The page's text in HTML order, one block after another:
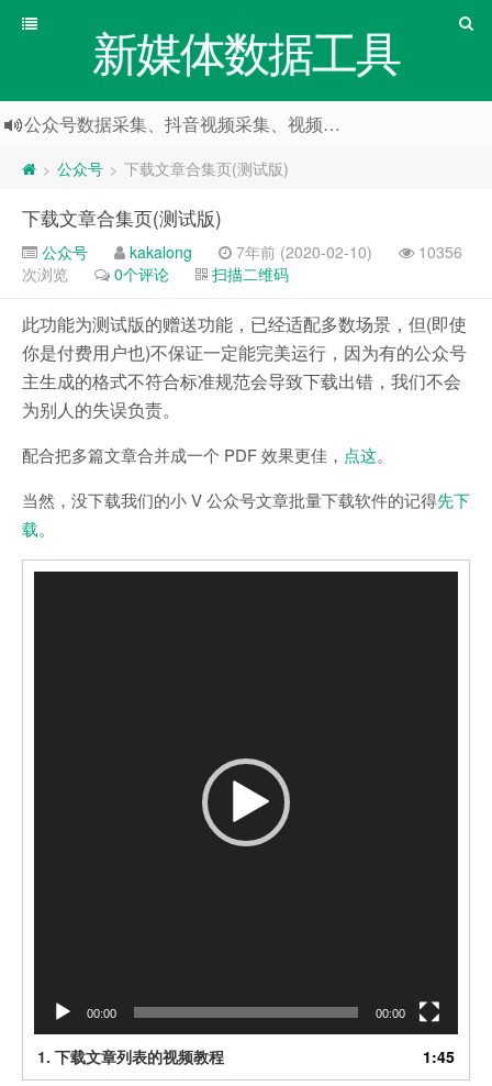
新媒体数据工具
公众号数据采集、抖音视频采集、视频号数据采集
> 公众号 > 下载文章合集页(测试版)
下载文章合集页(测试版)
公众号 kakalong 7年前 (2020-02-10)
10356
次浏览
0个评论 扫描二维码
此功能为测试版的赠送功能，已经适配多数场景，但(即使
你是付费用户也)不保证一定能完美运行，因为有的公众号
主生成的格式不符合标准规范会导致下载出错，我们不会
为别人的失误负责。
配合把多篇文章合并成一个 PDF 效果更佳， 点这。
当然，没下载我们的小 V 公众号文章批量下载软件的记得先下
载。
00:00 00:00
1. 下载文章列表的视频教程 1:45